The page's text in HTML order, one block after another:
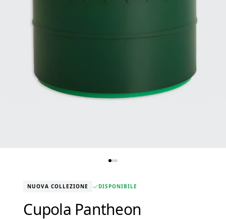
NUOVA COLLEZIONE DISPONIBILE
Cupola Pantheon